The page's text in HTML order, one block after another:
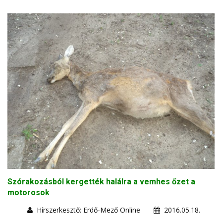
Szórakozásból kergették halálra a vemhes őzet a
motorosok
Hírszerkesztő: Erdő-Mező Online
2016.05.18.